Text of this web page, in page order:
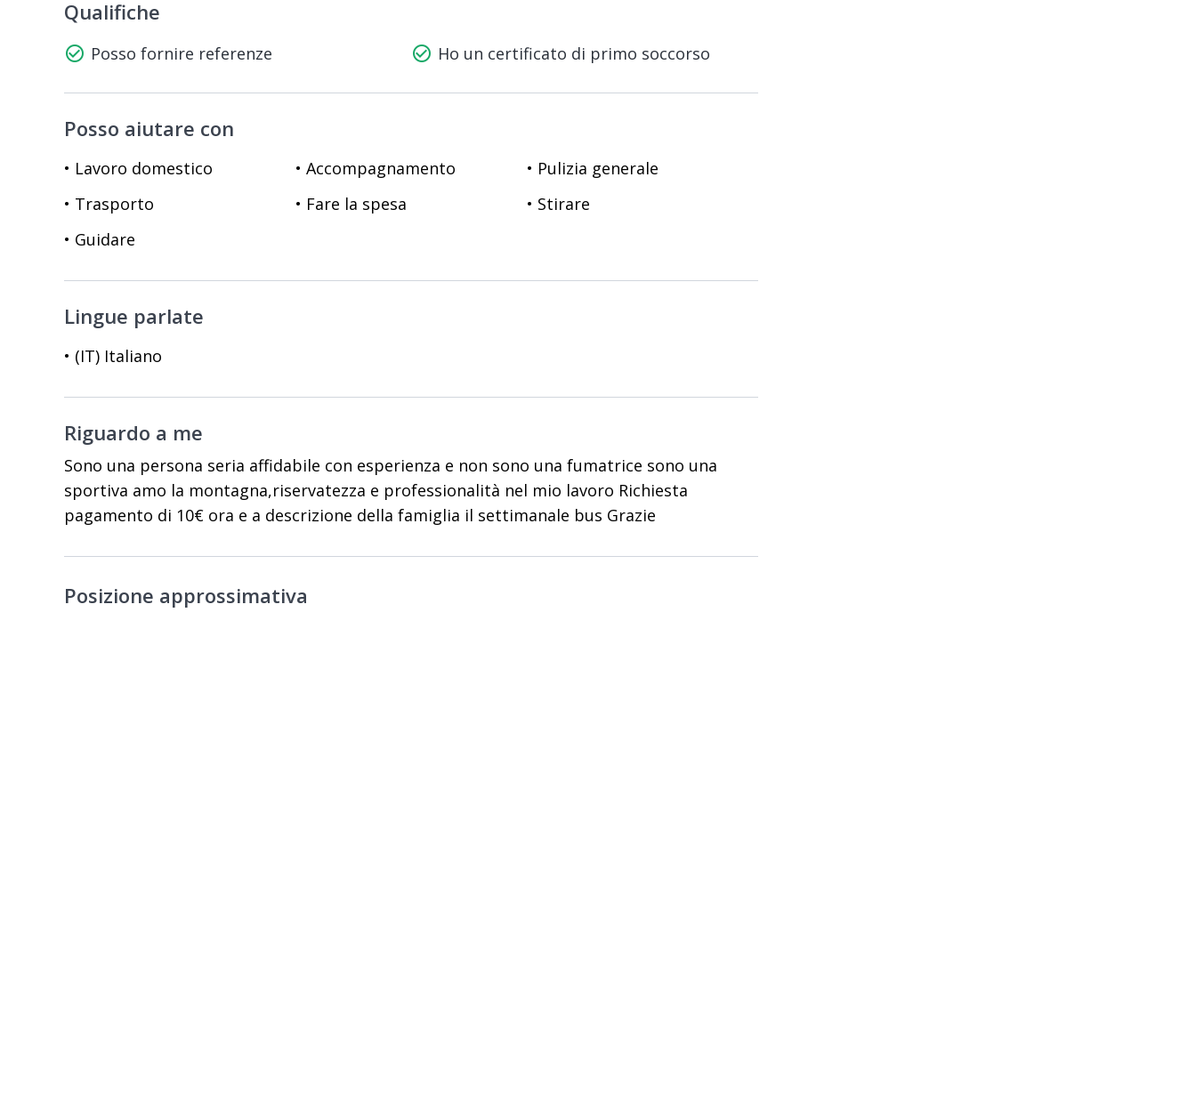
Qualifiche
check_circle_outline Posso fornire referenze check_circle_outline Ho un certificato di primo soccorso
Posso aiutare con
• Lavoro domestico • Accompagnamento
• Pulizia generale
• Trasporto
• Fare la spesa
• Stirare
• Guidare
Lingue parlate
• (IT) Italiano
Riguardo a me
Sono una persona seria affidabile con esperienza e non sono una fumatrice sono una
sportiva amo la montagna,riservatezza e professionalità nel mio lavoro Richiesta
pagamento di 10€ ora e a descrizione della famiglia il settimanale bus Grazie
Posizione approssimativa